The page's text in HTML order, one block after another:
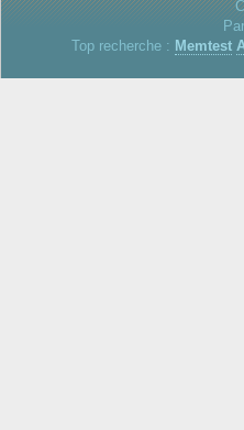
Top recherche : Memtest